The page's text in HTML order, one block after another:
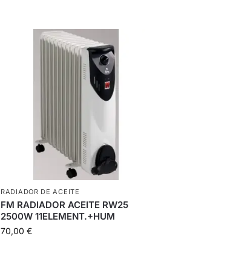
RADIADOR DE ACEITE
FM RADIADOR ACEITE RW25
2500W 11ELEMENT.+HUM
70,00€